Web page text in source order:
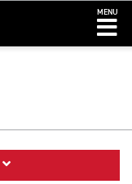
MENU